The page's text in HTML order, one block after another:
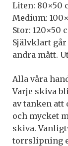
Liten: 80×50
Medium:
Stor: 120×50
Självklart går
andra mått.
Alla våra
Varje skiva
av tanken att
och mycket
skiva.
torrslipning